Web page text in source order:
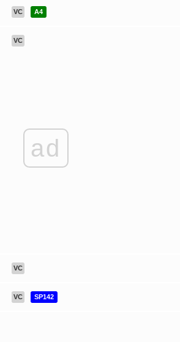
VC A4
VC
ad
VC
VC SP142